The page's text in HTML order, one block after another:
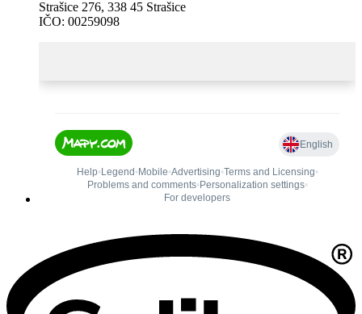
Strašice 276, 338 45 Strašice
IČO: 00259098